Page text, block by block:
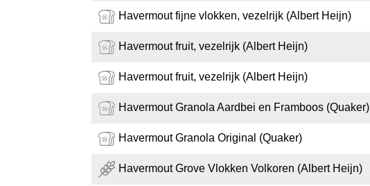
Havermout fijne vlokken, vezelrijk (Albert Heijn)
Havermout fruit, vezelrijk (Albert Heijn)
Havermout fruit, vezelrijk (Albert Heijn)
Havermout Granola Aardbei en Framboos (Quaker)
Havermout Granola Original (Quaker)
Havermout Grove Vlokken Volkoren (Albert Heijn)